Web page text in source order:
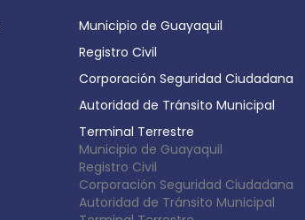
Municipio de Guayaquil
Registro Civil
Corporación Seguridad Ciudadana
Autoridad de Tránsito Municipal
Terminal Terrestre
Municipio de Guayaquil
Registro Civil
Corporación Seguridad Ciudadana
Autoridad de Tránsito Municipal